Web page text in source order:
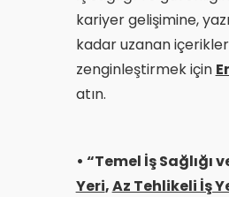
kariyer gelişimine,
kadar uzanan
zenginleştirmek için
atın.
• “Temel İş Sağlığı
Yeri,Az Tehlikeli İş